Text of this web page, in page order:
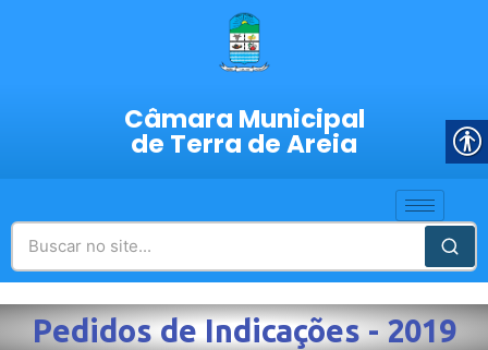
Câmara Municipal
de Terra de Areia
Pedidos de Indicações - 2019